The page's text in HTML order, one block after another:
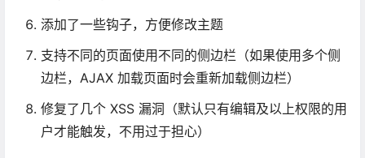
添加了一些钩子，方便修改主题
支持不同的页面使用不同的侧边栏（如果使用多个侧
边栏，AJAX 加载页面时会重新加载侧边栏）
修复了几个 XSS 漏洞（默认只有编辑及以上权限的用
户才能触发，不用过于担心）